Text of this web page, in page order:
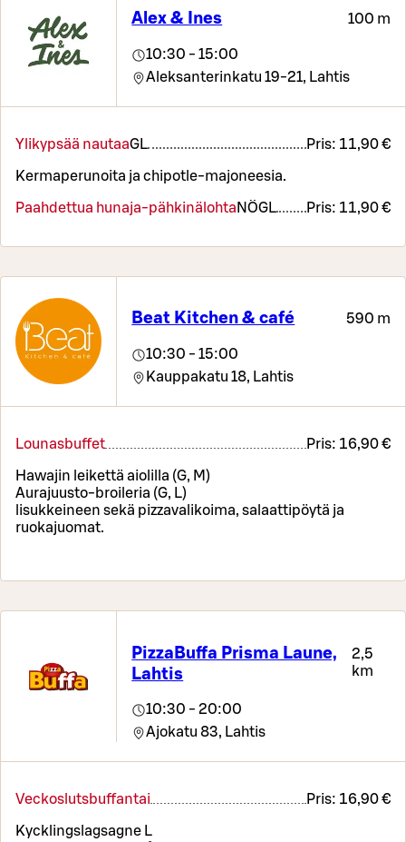
Alex & Ines 100 m
10:30 - 15:00
Aleksanterinkatu 19-21, Lahtis
Ylikypsää nautaaGL Pris: 11,90 €
Kermaperunoita ja chipotle-majoneesia.
Paahdettua hunaja-pähkinälohta NÖGL Pris: 11,90 €
Beat Kitchen & café 590 m
10:30 - 15:00
Kauppakatu 18, Lahtis
Lounasbuffet Pris: 16,90 €
Hawajin leikettä aiolilla (G, M)
Aurajuusto-broileria (G, L)
lisukkeineen sekä pizzavalikoima, salaattipöytä ja
ruokajuomat.
PizzaBuffa Prisma Laune,
Lahtis
2,5
km
10:30 - 20:00
Ajokatu 83, Lahtis
Veckoslutsbuffantai Pris: 16,90 €
Kycklingslagsagne L